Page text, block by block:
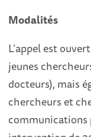
Modalités
L’appel est ouvert
jeunes
docteurs), mais
chercheurs et
communications